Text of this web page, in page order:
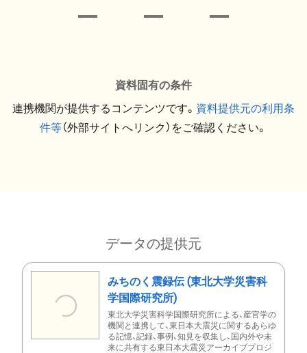
資料固有の条件
連携機関が提供するコンテンツです。 資料提供元の利用条
件等（外部サイトへリンク）をご確認ください。
データの提供元
みちのく震録伝 (東北大学災害科
学国際研究所)
東北大学災害科学国際研究所による、産官学の
機関と連携して、東日本大震災に関するあらゆ
る記憶、記録、事例、知見を収集し、国内外や未
来に共有する東日本大震災アーカイブプロジ